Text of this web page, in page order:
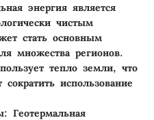
энергия является
чистым
стать основным
множества регионов.
тепло земли, что
использование
Геотермальная